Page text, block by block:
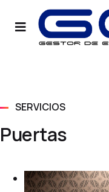
SERVICIOS
Puertas